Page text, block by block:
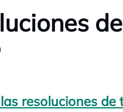
resoluciones